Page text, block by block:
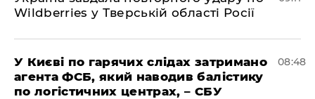
Wildberries у Тверській області Росії
У Києві по гарячих слідах затримано
агента ФСБ, який наводив балістику
по логістичних центрах, – СБУ
08:48